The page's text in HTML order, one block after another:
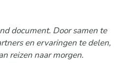
document. Door samen te
en ervaringen te delen,
reizen naar morgen.